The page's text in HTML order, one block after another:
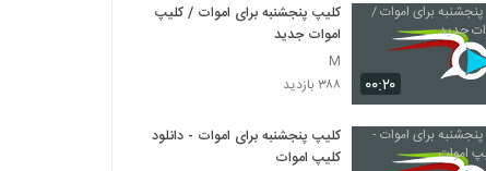
۰۰:۲۰
کلیپ پنجشنبه برای اموات / کلیپ
اموات جدید
M
۳۸۸ بازدید
کلیپ پنجشنبه برای اموات - دانلود
کلیپ اموات